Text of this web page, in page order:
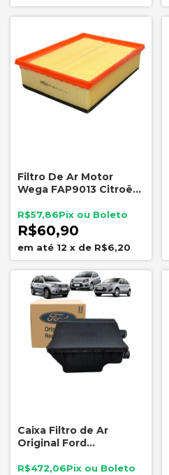
Filtro De Ar Motor
Wega FAP9013 Citroën
408 2.0 16V
R$60,90
R$57,86
12 x de R$6,20
Caixa Filtro de Ar
Original Ford
Ecosport Ka
R$472,06